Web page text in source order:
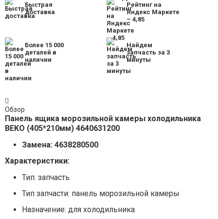
Быстрая
доставка
Рейтинг на
Яндекс Маркете
– 4,85
Более 15 000
деталей в
наличии
Найдем
запчасть за 3
минуты
Обзор
Панель ящика морозильной камеры холодильника
BEKO (405*210мм) 4640631200
Замена: 4638280500
Характеристики:
Тип: запчасть
Тип запчасти: панель морозильной камеры
Назначение: для холодильника